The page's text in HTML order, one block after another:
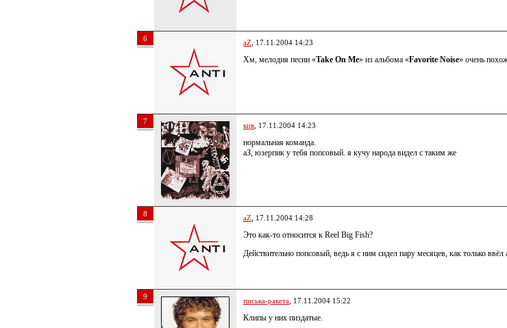
6 aZ , 17.11.2004 14:23
Хм, мелодия песни «Take On Me» из альбома «Favorite Noise» очень
7 кив , 17.11.2004 14:23
нормальная команда.
аЗ, юзерпик у тебя попсовый. я кучу народа видел с таким же
8 aZ , 17.11.2004 14:28
Это как-то относится к Reel Big Fish?
Действительно попсовый, ведь я с ним сидел пару месяцев, как только ввёл
9 писька-ракета , 17.11.2004 15:22
Клипы у них пиздатые.